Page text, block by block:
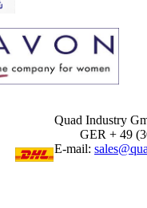
Quad Industry
GER + 49
E-mail: